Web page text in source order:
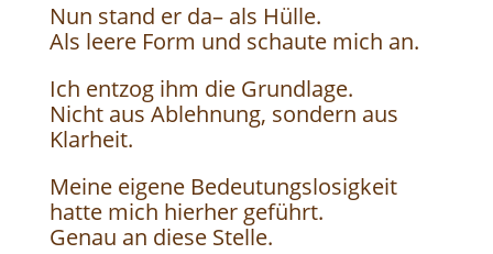
Nun stand er da– als Hülle.
Als leere Form und schaute mich an.
Ich entzog ihm die Grundlage.
Nicht aus Ablehnung, sondern aus
Klarheit.
Meine eigene Bedeutungslosigkeit
hatte mich hierher geführt.
Genau an diese Stelle.